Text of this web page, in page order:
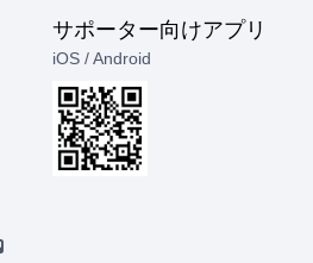
サポーター向けアプリ
iOS / Android